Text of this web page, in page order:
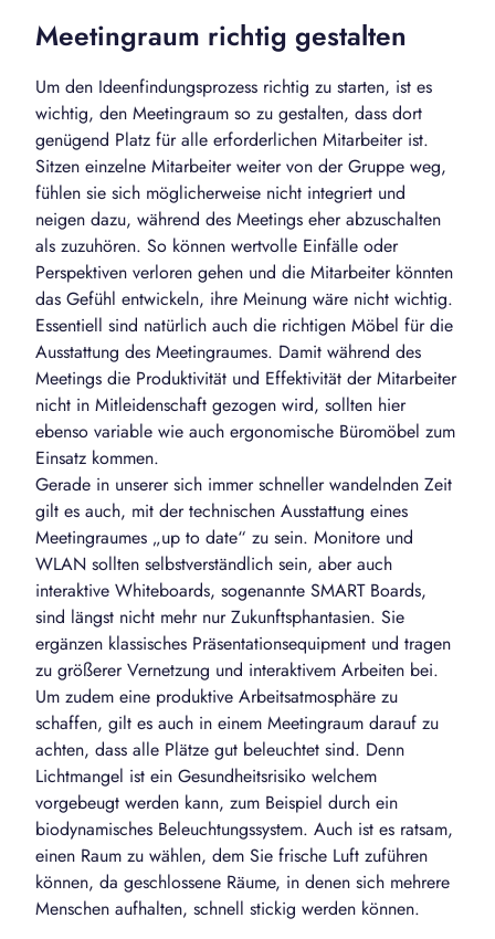
Meetingraum richtig gestalten
Um den Ideenfindungsprozess richtig zu starten, ist es
wichtig, den Meetingraum so zu gestalten, dass dort
genügend Platz für alle erforderlichen Mitarbeiter ist.
Sitzen einzelne Mitarbeiter weiter von der Gruppe weg,
fühlen sie sich möglicherweise nicht integriert und
neigen dazu, während des Meetings eher abzuschalten
als zuzuhören. So können wertvolle Einfälle oder
Perspektiven verloren gehen und die Mitarbeiter könnten
das Gefühl entwickeln, ihre Meinung wäre nicht wichtig.
Essentiell sind natürlich auch die richtigen Möbel für die
Ausstattung des Meetingraumes. Damit während des
Meetings die Produktivität und Effektivität der Mitarbeiter
nicht in Mitleidenschaft gezogen wird, sollten hier
ebenso variable wie auch ergonomische Büromöbel zum
Einsatz kommen.
Gerade in unserer sich immer schneller wandelnden Zeit
gilt es auch, mit der technischen Ausstattung eines
Meetingraumes „up to date“ zu sein. Monitore und
WLAN sollten selbstverständlich sein, aber auch
interaktive Whiteboards, sogenannte SMART Boards,
sind längst nicht mehr nur Zukunftsphantasien. Sie
ergänzen klassisches Präsentationsequipment und tragen
zu größerer Vernetzung und interaktivem Arbeiten bei.
Um zudem eine produktive Arbeitsatmosphäre zu
schaffen, gilt es auch in einem Meetingraum darauf zu
achten, dass alle Plätze gut beleuchtet sind. Denn
Lichtmangel ist ein Gesundheitsrisiko welchem
vorgebeugt werden kann, zum Beispiel durch ein
biodynamisches Beleuchtungssystem. Auch ist es ratsam,
einen Raum zu wählen, dem Sie frische Luft zuführen
können, da geschlossene Räume, in denen sich mehrere
Menschen aufhalten, schnell stickig werden können.